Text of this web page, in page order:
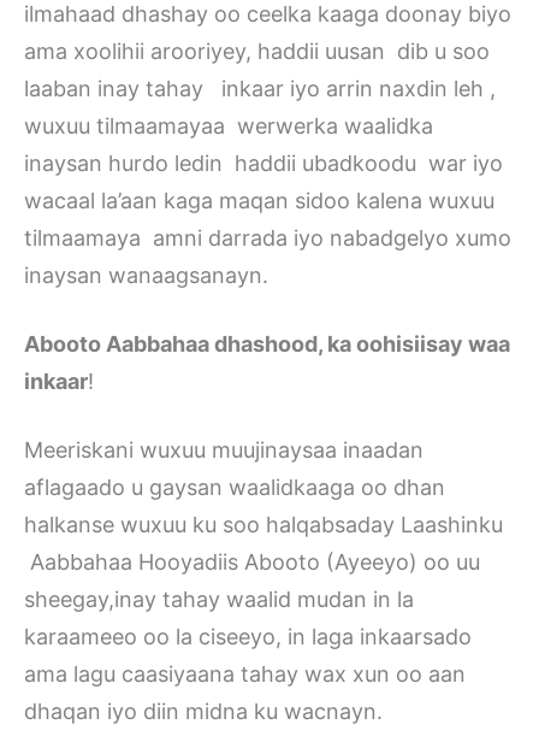
ilmahaad dhashay oo ceelka kaaga doonay biyo
ama xoolihii arooriyey, haddii uusan dib u soo
laaban inay tahay inkaar iyo arrin naxdin leh ,
wuxuu tilmaamayaa werwerka waalidka
inaysan hurdo ledin haddii ubadkoodu war iyo
wacaal la’aan kaga maqan sidoo kalena wuxuu
tilmaamaya amni darrada iyo nabadgelyo xumo
inaysan wanaagsanayn.
Abooto Aabbahaa dhashood, ka oohisiisay waa
inkaar!
Meeriskani wuxuu muujinaysaa inaadan
aflagaado u gaysan waalidkaaga oo dhan
halkanse wuxuu ku soo halqabsaday Laashinku
Aabbahaa Hooyadiis Abooto (Ayeeyo) oo uu
sheegay,inay tahay waalid mudan in la
karaameeo oo la ciseeyo, in laga inkaarsado
ama lagu caasiyaana tahay wax xun oo aan
dhaqan iyo diin midna ku wacnayn.